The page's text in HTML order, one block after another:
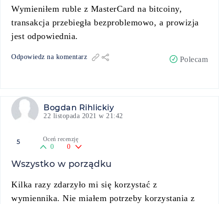
Wymieniłem ruble z MasterCard na bitcoiny,
transakcja przebiegła bezproblemowo, a prowizja
jest odpowiednia.
Odpowiedz na komentarz Polecam
Bogdan Rihlickiy
22 listopada 2021 w 21:42
5 Oceń recenzję
0 0
Wszystko w porządku
Kilka razy zdarzyło mi się korzystać z
wymiennika. Nie miałem potrzeby korzystania z